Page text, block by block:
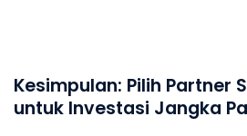
Kesimpulan: Pilih Partner
untuk Investasi Jangka